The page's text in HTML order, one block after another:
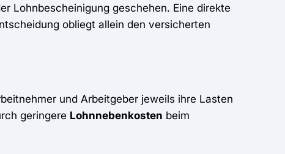
Lohnbescheinigung geschehen. Eine direkte
obliegt allein den versicherten
und Arbeitgeber jeweils ihre Lasten
geringere Lohnnebenkosten beim